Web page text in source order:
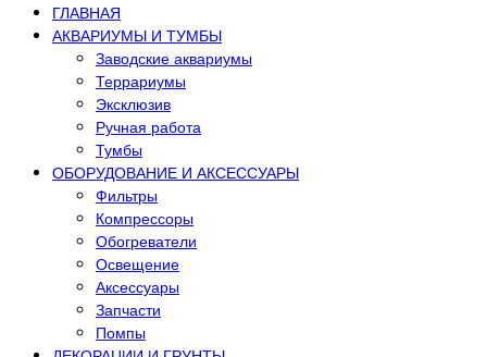
ГЛАВНАЯ
АКВАРИУМЫ И ТУМБЫ
Заводские аквариумы
Террариумы
Эксклюзив
Ручная работа
Тумбы
ОБОРУДОВАНИЕ И АКСЕССУАРЫ
Фильтры
Компрессоры
Обогреватели
Освещение
Аксессуары
Запчасти
Помпы